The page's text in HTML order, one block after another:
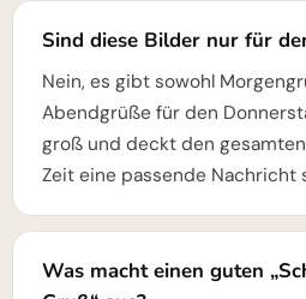
Sind diese Bilder nur für
Nein, es gibt sowohl
Abendgrüße für den
groß und deckt den
Zeit eine passende Nachricht
Was macht einen guten